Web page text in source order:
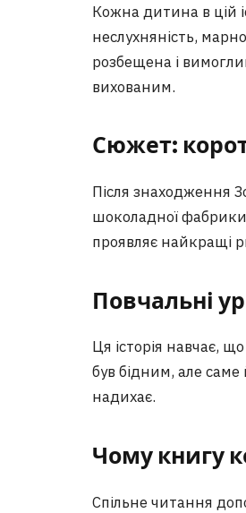
Кожна дитина в цій
неслухняність,
розбещена і
вихованим.
Сюжет:
Після знаходження
шоколадної фабрики.
проявляє найкращі
Повчальні
Ця історія навчає,
був бідним, але
надихає.
Чому книгу
Спільне читання